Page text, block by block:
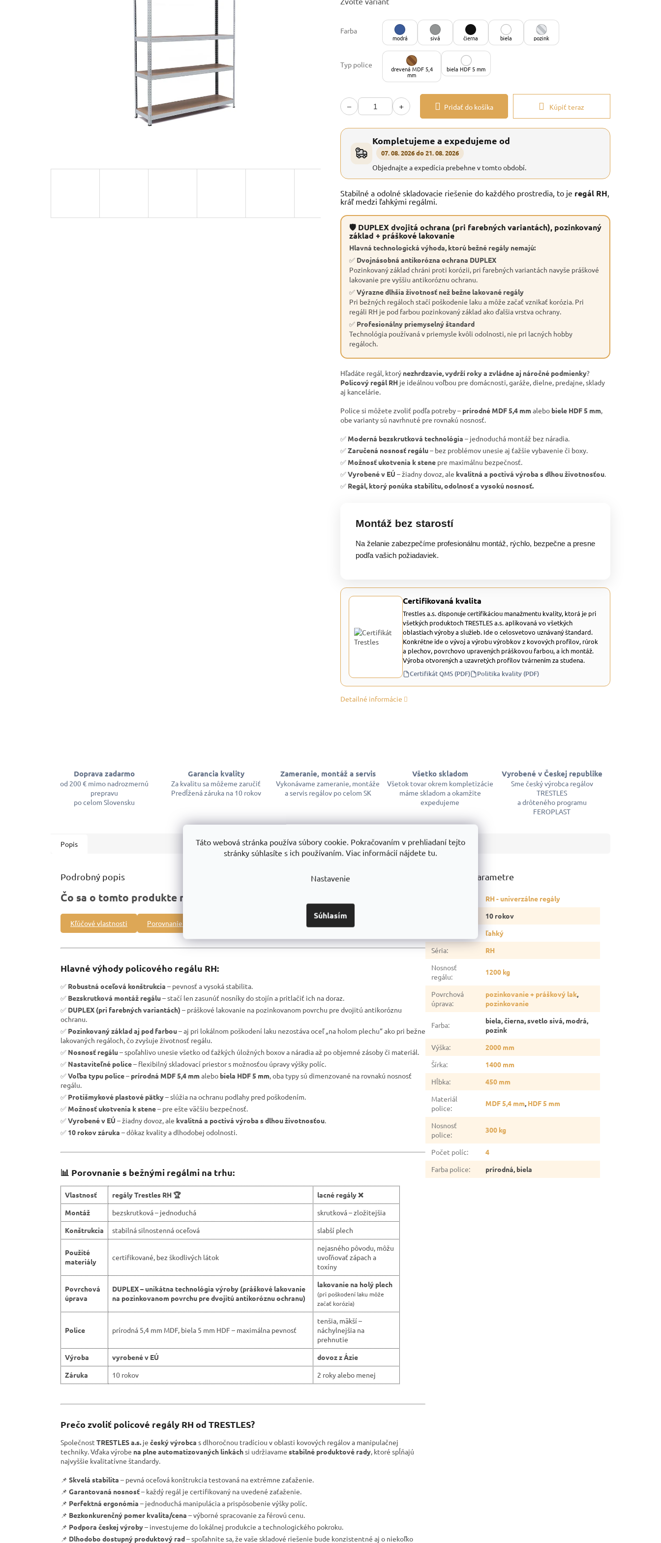
Táto webová stránka používa súbory cookie. Pokračovaním v prehliadaní tejto
stránky súhlasíte s ich používaním. Viac informácií nájdete tu.
Nastavenie
Súhlasím
Farba
modrá sivá čierna biela pozink
Typ police drevená MDF 5,4
mm
biela HDF 5 mm
− + Pridať do košíka Kúpiť teraz
Kompletujeme a expedujeme od
07. 08. 2026 do 21. 08. 2026
Objednajte a expedícia prebehne v tomto období.
Stabilné a odolné skladovacie riešenie do každého prostredia, to je regál RH,
kráľ medzi ľahkými regálmi.
🛡 DUPLEX dvojitá ochrana (pri farebných variantách), pozinkovaný
základ + práškové lakovanie
Hlavná technologická výhoda, ktorú bežné regály nemajú:
✅ Dvojnásobná antikorózna ochrana DUPLEX
Pozinkovaný základ chráni proti korózii, pri farebných variantách navyše práškové
lakovanie pre vyššiu antikoróznu ochranu.
✅Výrazne dlhšia životnosť než bežne lakované regály
Pri bežných regáloch stačí poškodenie laku a môže začať vznikať korózia. Pri
regáli RH je pod farbou pozinkovaný základ ako ďalšia vrstva ochrany.
✅ Profesionálny priemyselný štandard
Technológia používaná v priemysle kvôli odolnosti, nie pri lacných hobby
regáloch.
Hľadáte regál, ktorý nezhrdzavie, vydrží roky a zvládne aj náročné podmienky?
Policový regál RH je ideálnou voľbou pre domácnosti, garáže, dielne, predajne, sklady
aj kancelárie.
Police si môžete zvoliť podľa potreby – prírodné MDF 5,4 mmalebo biele HDF 5 mm,
obe varianty sú navrhnuté pre rovnakú nosnosť.
✅ Moderná bezskrutková technológia – jednoduchá montáž bez náradia.
✅Zaručená nosnosť regálu– bez problémov unesie aj ťažšie vybavenie či boxy.
✅ Možnosť ukotvenia k stene pre maximálnu bezpečnosť.
✅Vyrobené v EÚ – žiadny dovoz, ale kvalitná a poctivá výroba s dlhou životnosťou.
✅ Regál, ktorý ponúka stabilitu, odolnosť a vysokú nosnosť.
Montáž bez starostí
Na želanie zabezpečíme profesionálnu montáž, rýchlo, bezpečne a presne
podľa vašich požiadaviek.
Certifikovaná kvalita
Trestles a.s. disponuje certifikáciou manažmentu kvality, ktorá je pri
všetkých produktoch TRESTLES a.s. aplikovaná vo všetkých
oblastiach výroby a služieb. Ide o celosvetovo uznávaný štandard.
Konkrétne ide o vývoj a výrobu výrobkov z kovových profilov, rúrok
a plechov, povrchovo upravených práškovou farbou, a ich montáž.
Výroba otvorených a uzavretých profilov tvárnením za studena.
Certifikát QMS (PDF) Politika kvality (PDF)
Detailné informácie
Doprava zadarmo
od 200 € mimo nadrozmernú
prepravu
po celom Slovensku
Garancia kvality
Za kvalitu sa môžeme zaručiť
Predĺžená záruka na 10 rokov
Zameranie, montáž a servis
Vykonávame zameranie, montáže
a servis regálov po celom SK
Všetko skladom
Všetok tovar okrem kompletizácie
máme skladom a okamžite
expedujeme
Vyrobené v Českej republike
Sme český výrobca regálov
TRESTLES
a drôteného programu
FEROPLAST
Popis
Podrobný popis
Čo sa o tomto produkte môžete dozvedieť? Napríklad:
Kľúčové vlastnosti Porovnanie s inými produktmi
Hlavné výhody policového regálu RH:
✅ Robustná oceľová konštrukcia – pevnosť a vysoká stabilita.
✅ Bezskrutková montáž regálu– stačí len zasunúť nosníky do stojín a pritlačiť ich na doraz.
✅ DUPLEX (pri farebných variantách) – práškové lakovanie na pozinkovanom povrchu pre dvojitú antikoróznu
ochranu.
✅ Pozinkovaný základ aj pod farbou– aj pri lokálnom poškodení laku nezostáva oceľ „na holom plechu“ ako pri bežne
lakovaných regáloch, čo zvyšuje životnosť regálu.
✅ Nosnosť regálu– spoľahlivo unesie všetko od ťažkých úložných boxov a náradia až po objemné zásoby či materiál.
✅ Nastaviteľné police– flexibilný skladovací priestor s možnosťou úpravy výšky políc.
✅Voľba typu police– prírodná MDF 5,4 mmalebo biela HDF 5 mm, oba typy sú dimenzované na rovnakú nosnosť
regálu.
✅ Protišmykové plastové pätky– slúžia na ochranu podlahy pred poškodením.
✅ Možnosť ukotvenia k stene– pre ešte väčšiu bezpečnosť.
✅Vyrobené v EÚ – žiadny dovoz, ale kvalitná a poctivá výroba s dlhou životnosťou.
✅ 10 rokov záruka – dôkaz kvality a dlhodobej odolnosti.
📊 Porovnanie s bežnými regálmi na trhu:
Vlastnosť regály Trestles RH 🏆
lacné regály ❌
Montáž
bezskrutková – jednoduchá
skrutková – zložitejšia
Konštrukcia
stabilná silnostenná oceľová slabší plech
Použité
materiály
certifikované, bez škodlivých látok
nejasného pôvodu, môžu
uvoľňovať zápach a
toxíny
Povrchová
úprava
DUPLEX – unikátna technológia výroby (práškové lakovanie
na pozinkovanom povrchu pre dvojitú antikoróznu ochranu)
lakovanie na holý plech
(pri poškodení laku môže
začať korózia)
Police prírodná 5,4 mm MDF, biela 5 mm HDF – maximálna pevnosť
tenšia, mäkší –
náchylnejšia na
prehnutie
Výroba
vyrobené v EÚ
dovoz z Ázie
Záruka
10 rokov 2 roky alebo menej
Prečo zvoliť policové regály RH od TRESTLES?
Společnost TRESTLES a.s. je český výrobca s dlhoročnou tradíciou v oblasti kovových regálov a manipulačnej
techniky. Vďaka výrobe na plne automatizovaných linkáchsi udržiavame stabilné produktové rady, ktoré spĺňajú
najvyššie kvalitatívne štandardy.
📌 Skvelá stabilita – pevná oceľová konštrukcia testovaná na extrémne zaťaženie.
📌 Garantovaná nosnosť– každý regál je certifikovaný na uvedené zaťaženie.
📌 Perfektná ergonómia – jednoduchá manipulácia a prispôsobenie výšky políc.
📌 Bezkonkurenčný pomer kvalita/cena – výborné spracovanie za férovú cenu.
📌 Podpora českej výroby– investujeme do lokálnej produkcie a technologického pokroku.
📌 Dlhodobo dostupný produktový rad– spoľahnite sa, že vaše skladové riešenie bude konzistentné aj o niekoľko
Dodatočné parametre
RH - univerzálne regály
10 rokov
ľahký
Séria:
RH
Nosnosť
regálu:
1200 kg
Povrchová
úprava:
pozinkovanie + práškový lak,
pozinkovanie
Farba:
biela, čierna, svetlo sivá, modrá,
pozink
Výška:
2000 mm
Šírka:
1400 mm
Hĺbka:
450 mm
Materiál
police:
MDF 5,4 mm, HDF 5 mm
Nosnosť
police:
300 kg
Počet políc:
4
Farba police: prírodná, biela